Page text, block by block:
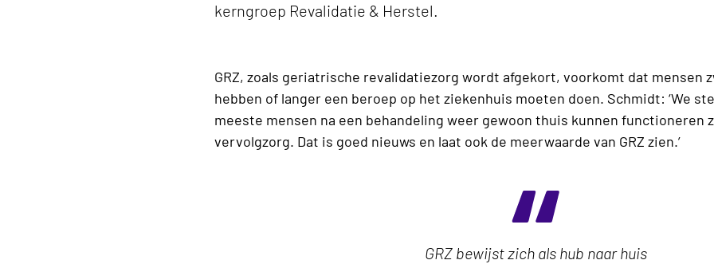
kerngroep Revalidatie & Herstel.
GRZ, zoals geriatrische revalidatiezorg wordt afgekort, voorkomt dat mensen
hebben of langer een beroep op het ziekenhuis moeten doen. Schmidt: ‘We
meeste mensen na een behandeling weer gewoon thuis kunnen functioneren
vervolgzorg. Dat is goed nieuws en laat ook de meerwaarde van GRZ zien.’
GRZ bewijst zich als hub naar huis